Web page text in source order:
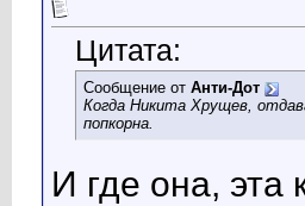
Цитата:
Сообщение от Анти-Дот
Когда Никита Хрущев,
попкорна.
И где она, эта